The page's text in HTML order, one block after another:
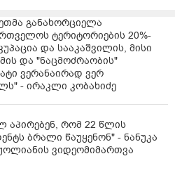
ზურაბ
გადაცემა „360
ამირან გამყრელიძე
ცენტრს ტოვებს,
მოადგილე
განახორციელა
ტერიტორიების 20%-
და სააკაშვილის, მისი
და "ნაცმოძრაობის"
ვერანაირად ვერ
- ირაკლი კობახიძე
აპირებენ, რომ 22 წლის
ბრალი წაუყენონ" - ნანუკა
ვიდეომიმართვა